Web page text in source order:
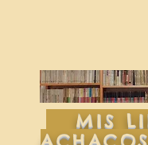
MIS